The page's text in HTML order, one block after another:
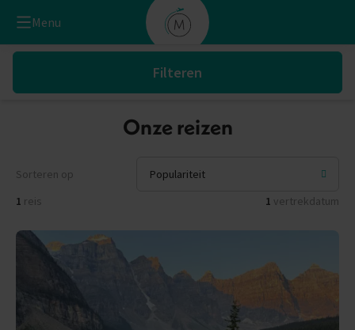
Menu
Filteren
Onze reizen
Sorteren op
1 reis 1 vertrekdatum